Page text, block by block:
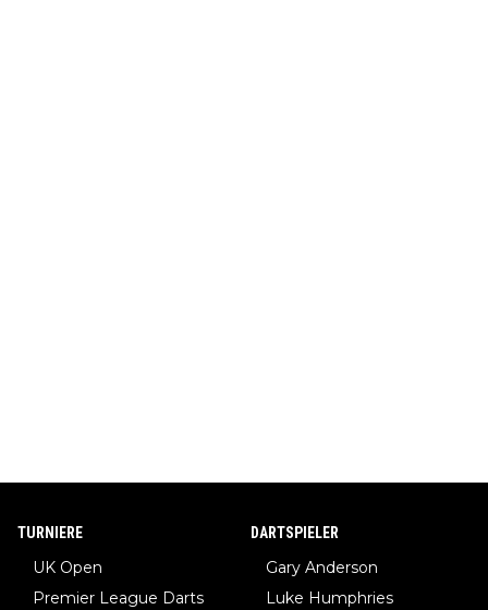
TURNIERE
UK Open
Premier League Darts
DARTSPIELER
Gary Anderson
Luke Humphries